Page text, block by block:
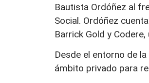
Bautista Ordóñez al
Social. Ordóñez
Barrick Gold y
Desde el entorno de
ámbito privado para